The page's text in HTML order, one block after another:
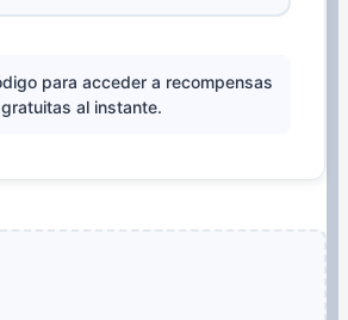
para acceder a recompensas
gratuitas al instante.